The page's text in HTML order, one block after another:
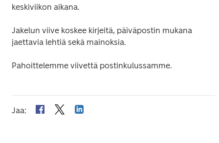
keskiviikon aikana.
Jakelun viive koskee kirjeitä, päiväpostin mukana
jaettavia lehtiä sekä mainoksia.
Pahoittelemme viivettä postinkulussamme.
Jaa: